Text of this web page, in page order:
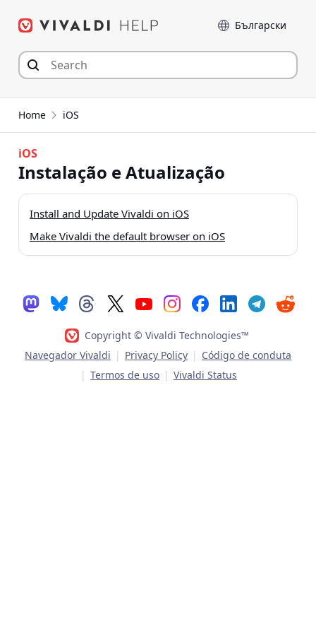
Language
Home iOS
iOS
Instalação e Atualização
Install and Update Vivaldi on iOS
Make Vivaldi the default browser on iOS
Copyright © Vivaldi Technologies™
Navegador Vivaldi | Privacy Policy | Código de conduta
| Termos de uso | Vivaldi Status